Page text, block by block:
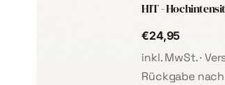
HIT -
€24,95
inkl. MwSt. ·
Rückgabe